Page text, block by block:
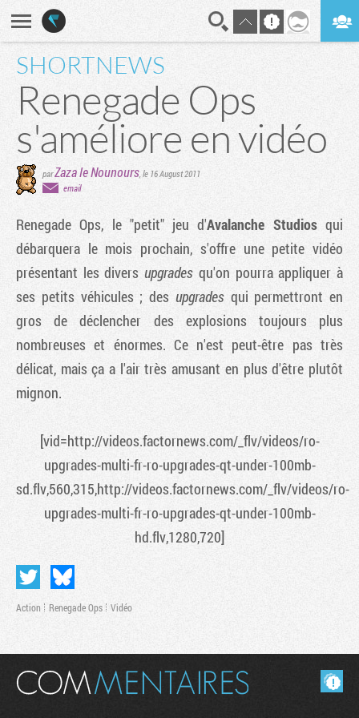
SHORTNEWS
Renegade Ops
s'améliore en vidéo
parZaza le Nounours,le 16 August 2011
email
Renegade Ops, le "petit" jeu d'Avalanche Studiosqui
débarquera le mois prochain, s'offre une petite vidéo
présentant les diversupgrades qu'on pourra appliquer à
ses petits véhicules ; des upgradesqui permettront en
gros de déclencher des explosions toujours plus
nombreuses et énormes. Ce n'est peut-être pas très
délicat, mais ça a l'air très amusant en plus d'être plutôt
mignon.
[vid=http://videos.factornews.com/_flv/videos/ro-
upgrades-multi-fr-ro-upgrades-qt-under-100mb-
sd.flv,560,315,http://videos.factornews.com/_flv/videos/ro-
upgrades-multi-fr-ro-upgrades-qt-under-100mb-
hd.flv,1280,720]
Action Renegade Ops Vidéo
Masquer les commentaires lus.